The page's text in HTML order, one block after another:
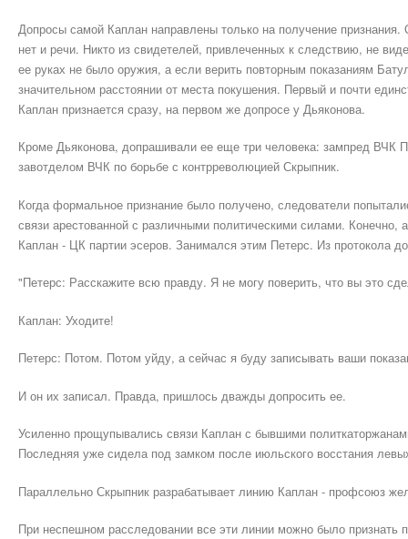
Допросы самой Каплан направлены только на получение признания.
нет и речи. Никто из свидетелей, привлеченных к следствию, не
ее руках не было оружия, а если верить повторным показаниям
значительном расстоянии от места покушения. Первый и почти
Каплан признается сразу, на первом же допросе у Дьяконова.
Кроме Дьяконова, допрашивали ее еще три человека: зампред ВЧК
завотделом ВЧК по борьбе с контрреволюцией Скрыпник.
Когда формальное признание было получено, следователи
связи арестованной с различными политическими силами. Конечно,
Каплан - ЦК партии эсеров. Занимался этим Петерс. Из протокола
"Петерс: Расскажите всю правду. Я не могу поверить, что вы это
Каплан: Уходите!
Петерс: Потом. Потом уйду, а сейчас я буду записывать ваши
И он их записал. Правда, пришлось дважды допросить ее.
Усиленно прощупывались связи Каплан с бывшими
Последняя уже сидела под замком после июльского восстания
Параллельно Скрыпник разрабатывает линию Каплан - профсоюз
При неспешном расследовании все эти линии можно было признать